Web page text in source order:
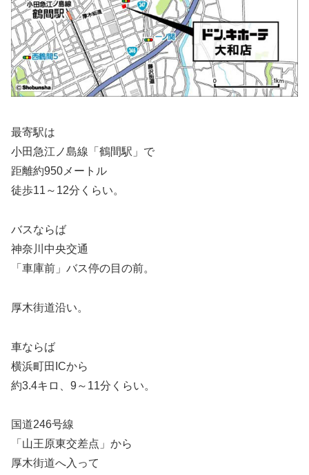
最寄駅は
小田急江ノ島線「鶴間駅」で
距離約950メートル
徒歩11～12分くらい。
バスならば
神奈川中央交通
「車庫前」バス停の目の前。
厚木街道沿い。
車ならば
横浜町田ICから
約3.4キロ、9～11分くらい。
国道246号線
「山王原東交差点」から
厚木街道へ入って